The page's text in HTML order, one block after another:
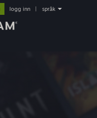
logg inn språk